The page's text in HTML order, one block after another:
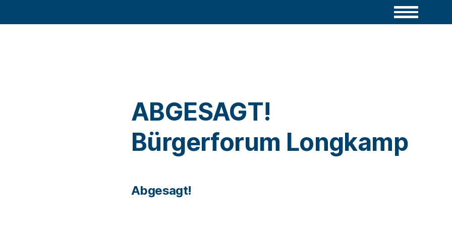
ABGESAGT!
Bürgerforum Longkamp
Abgesagt!